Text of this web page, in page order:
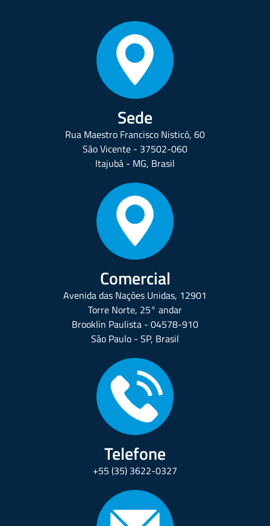
Sede
Rua Maestro Francisco Nisticó, 60
São Vicente - 37502-060
Itajubá - MG, Brasil
Comercial
Avenida das Nações Unidas, 12901
Torre Norte, 25° andar
Brooklin Paulista - 04578-910
São Paulo - SP, Brasil
Telefone
+55 (35) 3622-0327